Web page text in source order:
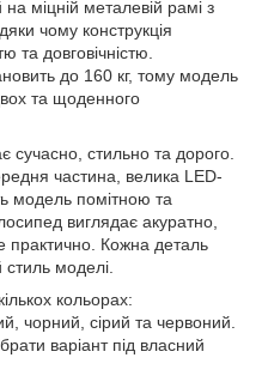
міцній металевій рамі з
чому конструкція
та довговічністю.
до 160 кг, тому модель
та щоденного
сучасно, стильно та дорого.
частина, велика LED-
модель помітною та
виглядає акуратно,
практично. Кожна деталь
моделі.
кольорах:
чорний, сірий та червоний.
варіант під власний